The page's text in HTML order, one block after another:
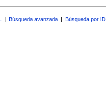
| Búsqueda avanzada | Búsqueda por ID